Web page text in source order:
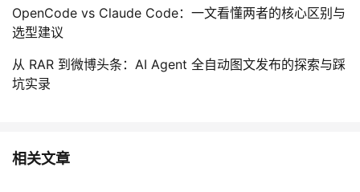
OpenCode vs Claude Code：一文看懂两者的核心区别与
选型建议
从 RAR 到微博头条：AI Agent 全自动图文发布的探索与踩
坑实录
相关文章